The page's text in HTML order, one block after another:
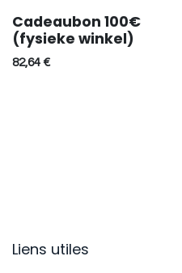
Cadeaubon 100€
(fysieke winkel)
82,64 €
Liens utiles